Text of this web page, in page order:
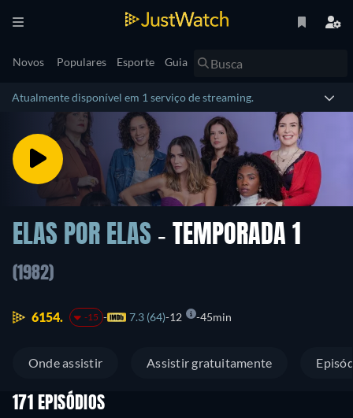
Novos Populares Esporte Guia
Atualmente disponível em 1 serviço de streaming.
ELAS POR ELAS - TEMPORADA 1
(1982)
6154. -15 7.3 (64) 12 45min
Onde assistir Assistir gratuitamente
171 EPISÓDIOS